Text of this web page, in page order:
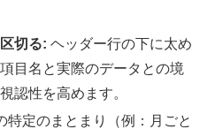
切る: ヘッダー行の下に太め
目名と実際のデータとの境
認性を高めます。
特定のまとまり（例：月ごと